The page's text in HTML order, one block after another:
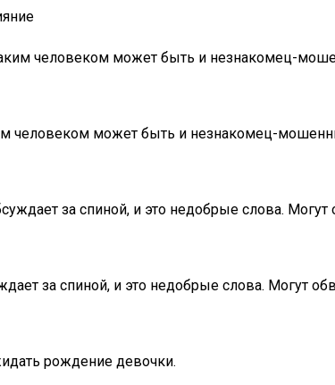
человеком может быть и незнакомец-
может быть и незнакомец-
за спиной, и это недобрые слова.
за спиной, и это недобрые слова. Могут
рождение девочки.